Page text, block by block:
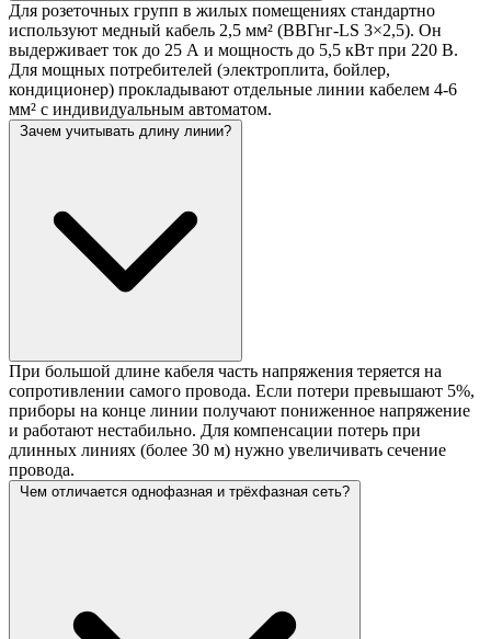
Для розеточных групп в жилых помещениях стандартно
используют медный кабель 2,5 мм² (ВВГнг-LS 3×2,5). Он
выдерживает ток до 25 А и мощность до 5,5 кВт при 220 В.
Для мощных потребителей (электроплита, бойлер,
кондиционер) прокладывают отдельные линии кабелем 4-6
мм² с индивидуальным автоматом.
Зачем учитывать длину линии?
При большой длине кабеля часть напряжения теряется на
сопротивлении самого провода. Если потери превышают 5%,
приборы на конце линии получают пониженное напряжение
и работают нестабильно. Для компенсации потерь при
длинных линиях (более 30 м) нужно увеличивать сечение
провода.
Чем отличается однофазная и трёхфазная сеть?